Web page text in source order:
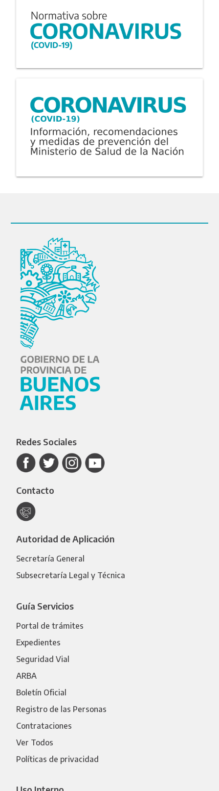
Redes Sociales
Contacto
Autoridad de Aplicación
Secretaría General
Subsecretaría Legal y Técnica
Guía Servicios
Portal de trámites
Expedientes
Seguridad Vial
ARBA
Boletín Oficial
Registro de las Personas
Contrataciones
Ver Todos
Políticas de privacidad